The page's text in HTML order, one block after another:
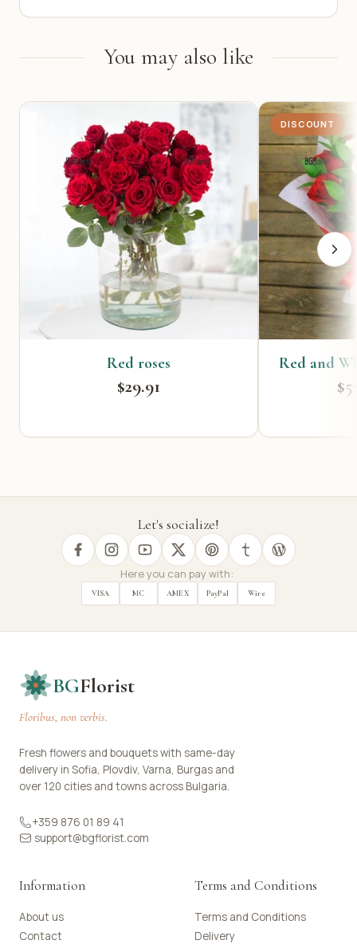
You may also like
Red roses
$29.91
DISCOUNT
Red and
Let's socialize!
Here you can pay with:
VISA MC AMEX PayPal Wire
BGFlorist
Floribus, non verbis.
Fresh flowers and bouquets with same-day
delivery in Sofia, Plovdiv, Varna, Burgas and
over 120 cities and towns across Bulgaria.
+359 876 01 89 41
support@bgflorist.com
Information
About us
Contact
Terms and Conditions
Terms and Conditions
Delivery